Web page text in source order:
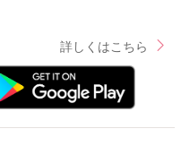
詳しくはこちら